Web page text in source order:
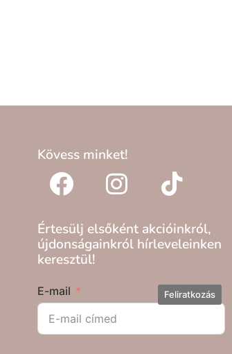
Kövess minket!
Értesülj elsőként akcióinkról,
újdonságainkról hírleveleinken
keresztül!
E-mail Feliratkozás